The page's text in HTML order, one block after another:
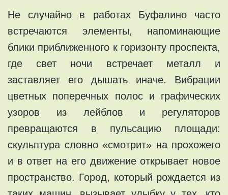
Не случайно в работах Буфалино часто
встречаются элементы, напоминающие
блики приближенного к горизонту проспекта,
где свет ночи встречает металл и
заставляет его дышать иначе. Вибрации
цветных поперечных полос и графических
узоров из лейблов и регуляторов
превращаются в пульсацию площади:
скульптура словно «смотрит» на прохожего
и в ответ на его движение открывает новое
пространство. Город, который рождается из